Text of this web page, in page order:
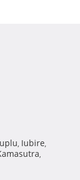
, Iubire,
,